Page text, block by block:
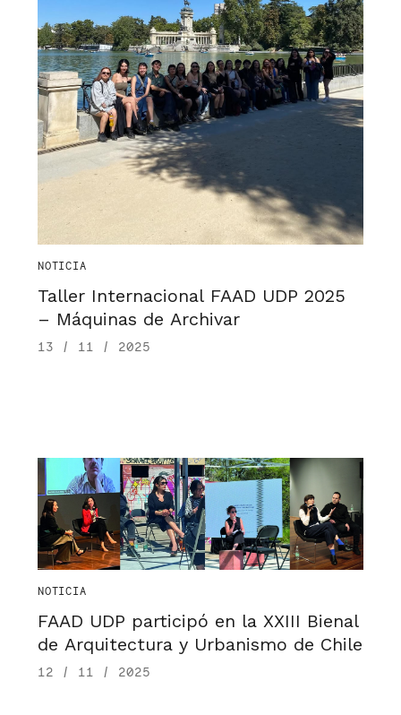
NOTICIA
Taller Internacional FAAD UDP 2025
– Máquinas de Archivar
13 / 11 / 2025
NOTICIA
FAAD UDP participó en la XXIII Bienal
de Arquitectura y Urbanismo de Chile
12 / 11 / 2025